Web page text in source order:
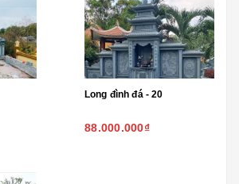
Long đình đá - 20
88.000.000₫